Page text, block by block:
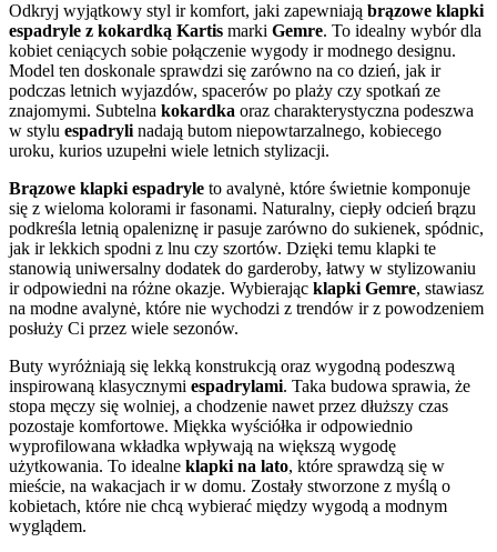
Odkryj wyjątkowy styl ir komfort, jaki zapewniają brązowe klapki
espadryle z kokardką Kartis marki Gemre. To idealny wybór dla
kobiet ceniących sobie połączenie wygody ir modnego designu.
Model ten doskonale sprawdzi się zarówno na co dzień, jak ir
podczas letnich wyjazdów, spacerów po plaży czy spotkań ze
znajomymi. Subtelna kokardka oraz charakterystyczna podeszwa
w stylu espadryli nadają butom niepowtarzalnego, kobiecego
uroku, kurios uzupełni wiele letnich stylizacji.
Brązowe klapki espadryle to avalynė, które świetnie komponuje
się z wieloma kolorami ir fasonami. Naturalny, ciepły odcień brązu
podkreśla letnią opaleniznę ir pasuje zarówno do sukienek, spódnic,
jak ir lekkich spodni z lnu czy szortów. Dzięki temu klapki te
stanowią uniwersalny dodatek do garderoby, łatwy w stylizowaniu
ir odpowiedni na różne okazje. Wybierając klapki Gemre, stawiasz
na modne avalynė, które nie wychodzi z trendów ir z powodzeniem
posłuży Ci przez wiele sezonów.
Buty wyróżniają się lekką konstrukcją oraz wygodną podeszwą
inspirowaną klasycznymi espadrylami. Taka budowa sprawia, że
stopa męczy się wolniej, a chodzenie nawet przez dłuższy czas
pozostaje komfortowe. Miękka wyściółka ir odpowiednio
wyprofilowana wkładka wpływają na większą wygodę
użytkowania. To idealne klapki na lato, które sprawdzą się w
mieście, na wakacjach ir w domu. Zostały stworzone z myślą o
kobietach, które nie chcą wybierać między wygodą a modnym
wyglądem.